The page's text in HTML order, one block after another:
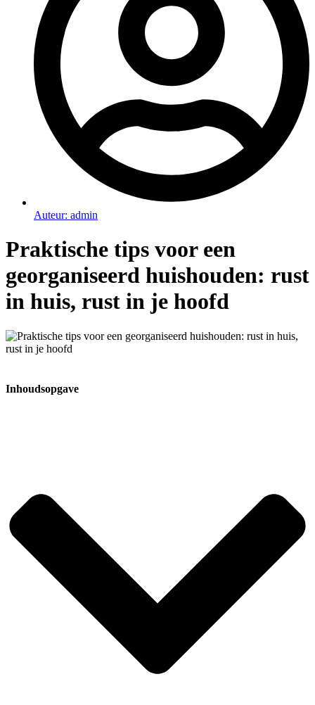
Auteur: admin
Praktische tips voor een
georganiseerd huishouden: rust
in huis, rust in je hoofd
Inhoudsopgave